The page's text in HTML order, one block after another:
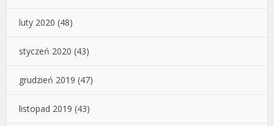
luty 2020 (48)
styczeń 2020 (43)
grudzień 2019 (47)
listopad 2019 (43)